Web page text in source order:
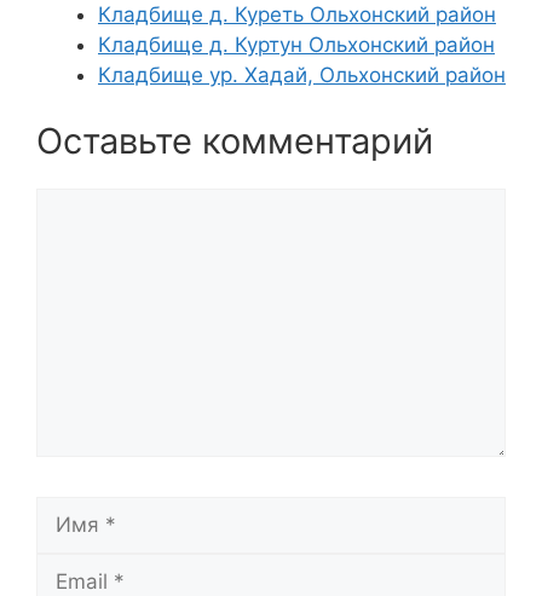
Кладбище д. Куреть Ольхонский район
Кладбище д. Куртун Ольхонский район
Кладбище ур. Хадай, Ольхонский район
Оставьте комментарий